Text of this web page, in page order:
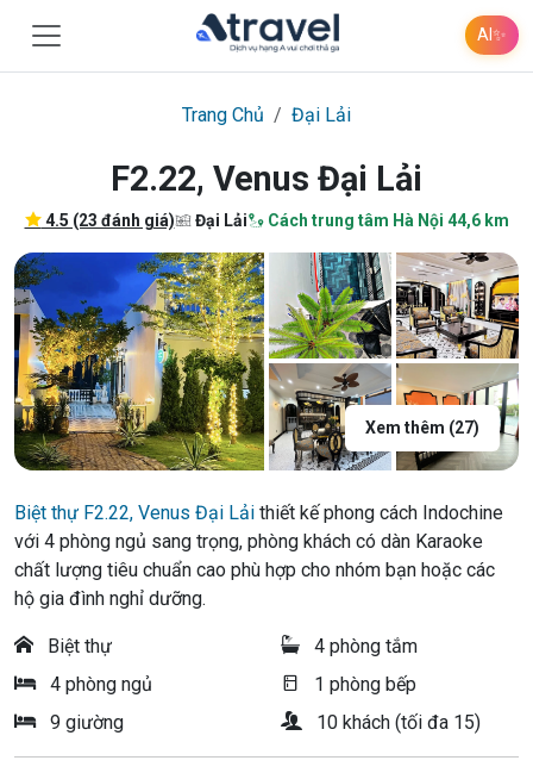
AI✨
Trang Chủ Đại Lải
F2.22, Venus Đại Lải
4.5 (23 đánh giá) Đại Lải Cách trung tâm Hà Nội 44,6 km
Xem thêm (27)
Biệt thự F2.22, Venus Đại Lải thiết kế phong cách Indochine
với 4 phòng ngủ sang trọng, phòng khách có dàn Karaoke
chất lượng tiêu chuẩn cao phù hợp cho nhóm bạn hoặc các
hộ gia đình nghỉ dưỡng.
Biệt thự
4 phòng tắm
4 phòng ngủ
1 phòng bếp
9 giường
10 khách (tối đa 15)